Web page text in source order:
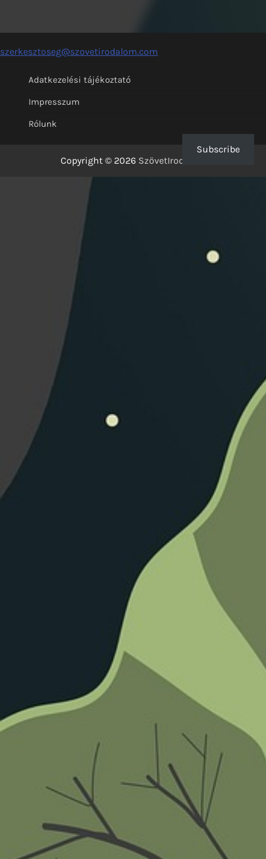
szerkesztoseg@szovetirodalom.com
Adatkezelési tájékoztató
Impresszum
Rólunk
Copyright © 2026 SzövetIrodalom
Subscribe